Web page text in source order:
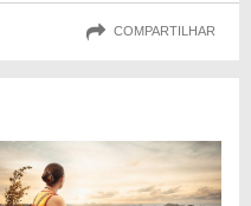
COMPARTILHAR